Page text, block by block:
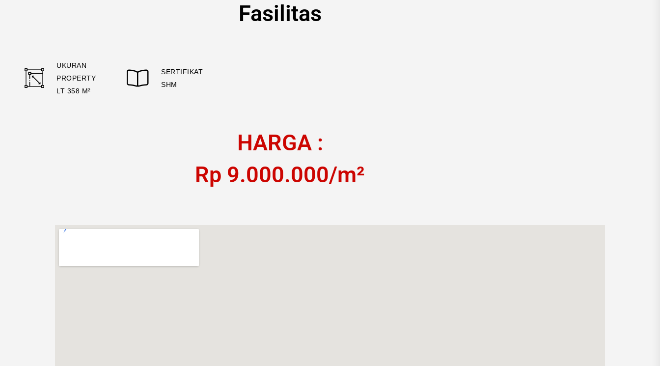
Fasilitas
UKURAN
PROPERTY
LT 358 M²
SERTIFIKAT
SHM
HARGA :
Rp 9.000.000/m²